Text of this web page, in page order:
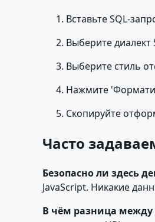
Вставьте SQL-
Выберите
Выберите стиль
Нажмите
Скопируйте
Часто
Безопасно ли здесь
JavaScript. Никакие
В чём разница между